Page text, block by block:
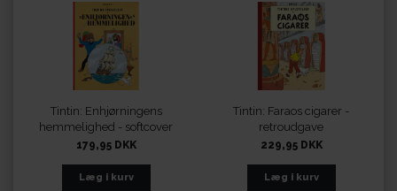
Tintin: Enhjørningens
hemmelighed - softcover
179,95 DKK
Tintin: Faraos cigarer -
retroudgave
229,95 DKK